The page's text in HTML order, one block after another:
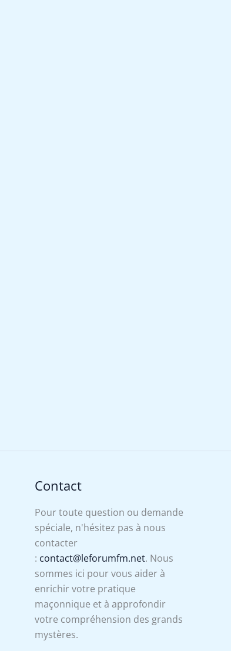
Contact
Pour toute question ou demande
spéciale, n'hésitez pas à nous
contacter
: contact@leforumfm.net. Nous
sommes ici pour vous aider à
enrichir votre pratique
maçonnique et à approfondir
votre compréhension des grands
mystères.